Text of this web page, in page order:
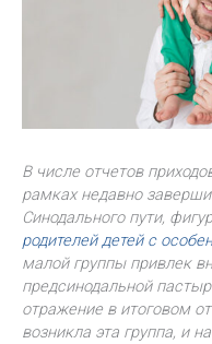
В числе отчетов
рамках недавно
Синодального пути,
родителей детей с
малой группы привлек
предсинодальной
отражение в итоговом
возникла эта группа, и